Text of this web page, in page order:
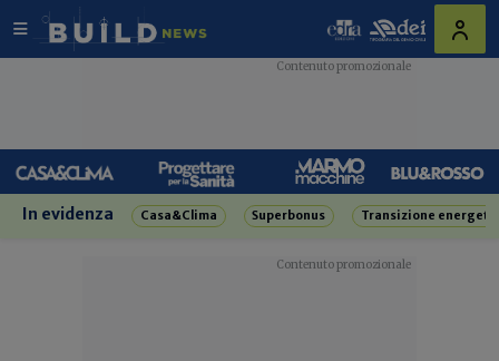
In evidenza Casa&Clima Superbonus Transizione